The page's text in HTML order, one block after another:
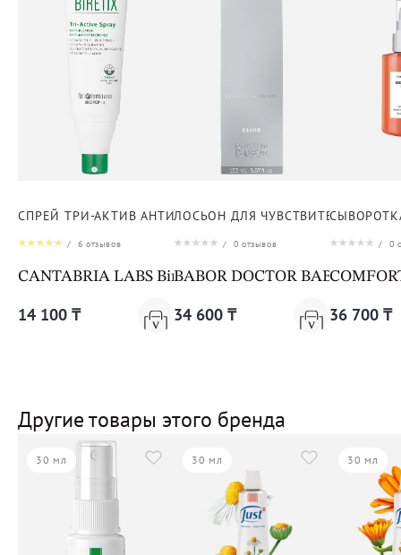
СПРЕЙ ТРИ-АКТИВ АНТИ-АКНЕ ДЛЯ ТЕЛА
/ 6 отзывов
CANTABRIA LABS Biretix Tri-Active Spray Anti-
14 100 ₸
ЛОСЬОН ДЛЯ ЧУВСТВИТЕЛЬНОЙ
/ 0 отзывов
BABOR DOCTOR BABOR
34 600 ₸
/ 0
36 700 ₸
Другие товары этого бренда
30 мл 30 мл 30 мл